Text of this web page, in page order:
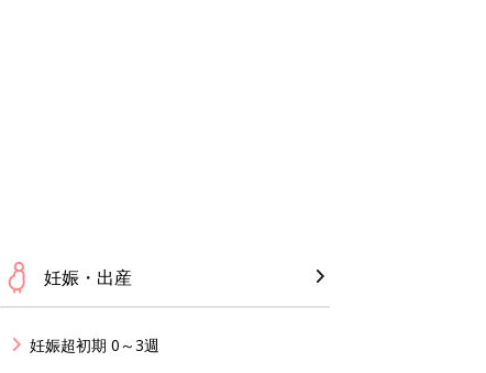
妊娠・出産
妊娠超初期 0～3週